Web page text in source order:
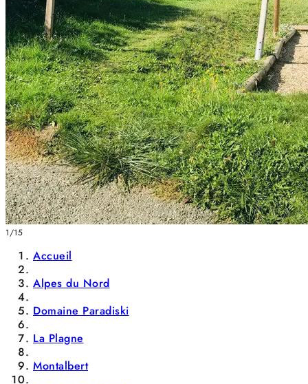
1/15
Accueil
Alpes du Nord
Domaine Paradiski
La Plagne
Montalbert